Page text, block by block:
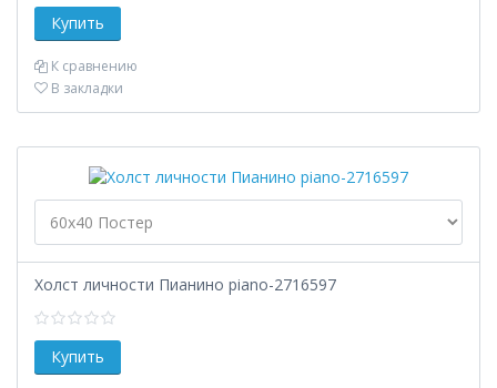
К сравнению
В закладки
Холст личности Пианино piano-2716597